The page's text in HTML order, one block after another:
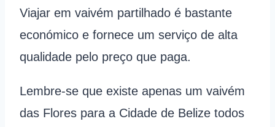
Viajar em vaivém partilhado é bastante
económico e fornece um serviço de alta
qualidade pelo preço que paga.
Lembre-se que existe apenas um vaivém
das Flores para a Cidade de Belize todos